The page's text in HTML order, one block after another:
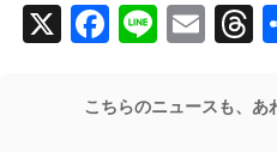
X Line
こちらのニュースも、あ